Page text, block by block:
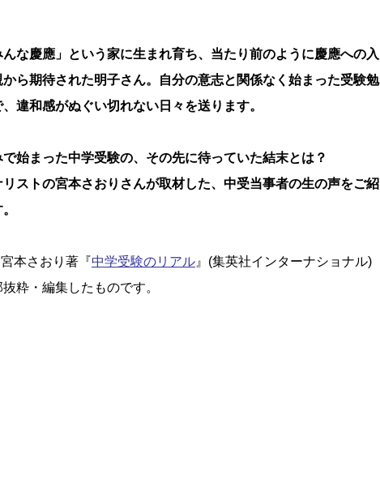
んな慶應」という家に生まれ育ち、当たり前のように慶應への入
から期待された明子さん。自分の意志と関係なく始まった受験勉
違和感がぬぐい切れない日々を送ります。
始まった中学受験の、その先に待っていた結末とは？
リストの宮本さおりさんが取材した、中受当事者の生の声をご紹
本さおり著『中学受験のリアル 』(‎集英社インターナショナル)
粋・編集したものです。